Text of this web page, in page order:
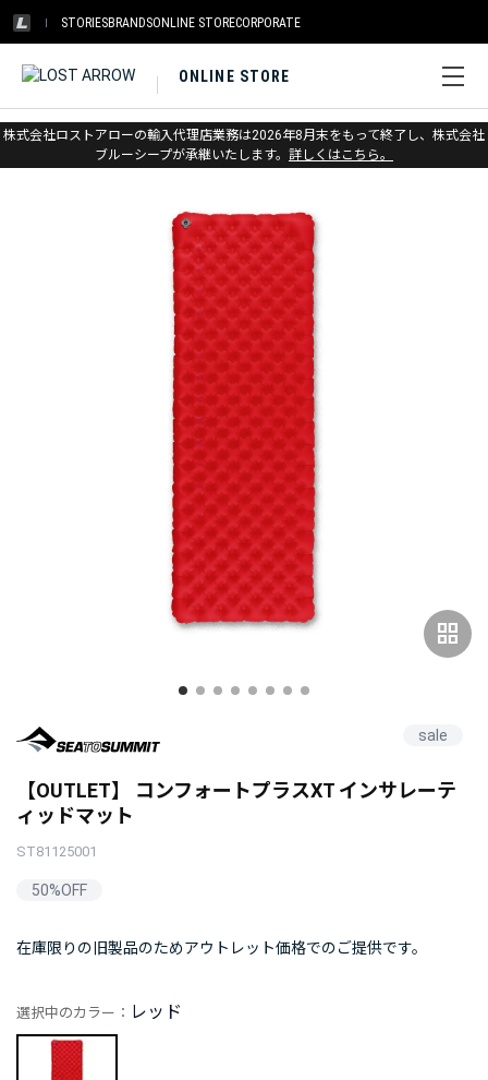
STORIESBRANDSONLINE STORECORPORATE
ONLINE STORE
株式会社ロストアローの輸入代理店業務は2026年8月末をもって終了し、株式会社
ブルーシープが承継いたします。 詳しくはこちら。
ホーム > アウトレット > その他ギア
grid_view
sale
【OUTLET】 コンフォートプラスXT インサレーテ
ィッドマット
ST81125001
50%OFF
在庫限りの旧製品のためアウトレット価格でのご提供です。
選択中のカラー： レッド